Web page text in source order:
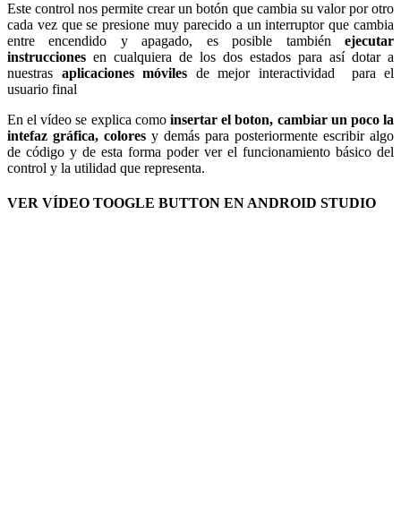
Este control nos permite crear un botón que cambia su valor por otro
cada vez que se presione muy parecido a un interruptor que cambia
entre encendido y apagado, es posible también ejecutar
instrucciones en cualquiera de los dos estados para así dotar a
nuestras aplicaciones móviles de mejor interactividad para el
usuario final
En el vídeo se explica como insertar el boton, cambiar un poco la
intefaz gráfica, colores y demás para posteriormente escribir algo
de código y de esta forma poder ver el funcionamiento básico del
control y la utilidad que representa.
VER VÍDEO TOOGLE BUTTON EN ANDROID STUDIO